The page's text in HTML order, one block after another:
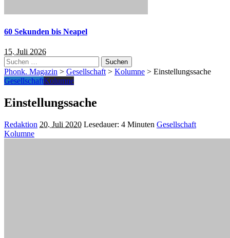
60 Sekunden bis Neapel
15. Juli 2026
Suchen
nach:
Phonk. Magazin > Gesellschaft > Kolumne > Einstellungssache
GesellschaftKolumne
Einstellungssache
Posted
by
Redaktion 20. Juli 2020 Lesedauer: 4 Minuten Gesellschaft
Kolumne